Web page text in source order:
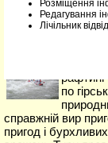
Розміщення
Редагування
Лічільник
Інформація
по
справжній вир
пригод і